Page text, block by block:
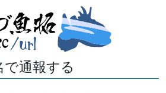
通報する